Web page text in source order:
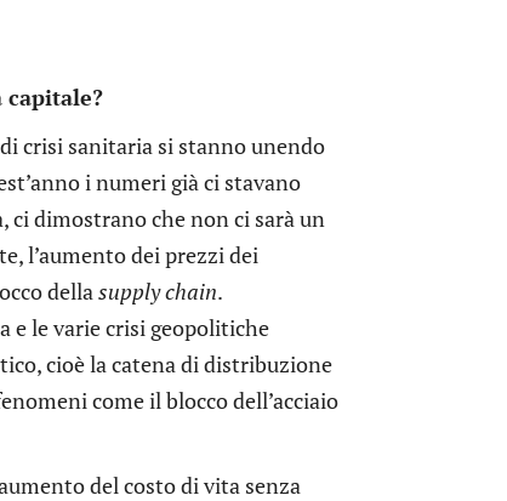
crisi sanitaria si stanno unendo
i numeri già ci stavano
dimostrano che non ci sarà un
l’aumento dei prezzi dei
dellasupply chain.
e le varie crisi geopolitiche
cioè la catena di distribuzione
come il blocco dell’acciaio
del costo di vita senza